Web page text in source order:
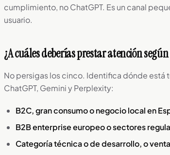
cumplimiento, no ChatGPT. Es un canal
usuario.
¿A cuáles deberías prestar atención
No persigas los cinco. Identifica dónde está
ChatGPT, Gemini y Perplexity:
B2C, gran consumo o negocio local en
B2B enterprise europeo o sectores
Categoría técnica o de desarrollo, o